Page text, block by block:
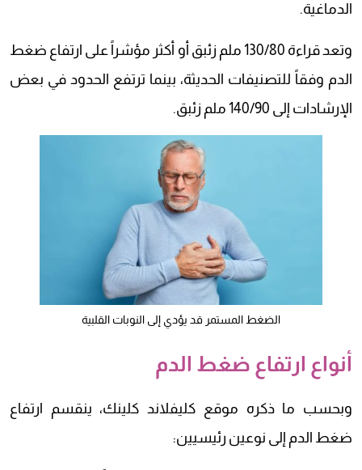
الدماغية.
وتعد قراءة 130/80 ملم زئبق أو أكثر مؤشراً على ارتفاع ضغط
الدم وفقاً للتصنيفات الحديثة، بينما ترتفع الحدود في بعض
الإرشادات إلى 140/90 ملم زئبق.
الضغط المستمر قد يؤدي إلى النوبات القلبية
أنواع ارتفاع ضغط الدم
وبحسب ما ذكره موقع كليفلاند كلينك، ينقسم ارتفاع
ضغط الدم إلى نوعين رئيسيين: